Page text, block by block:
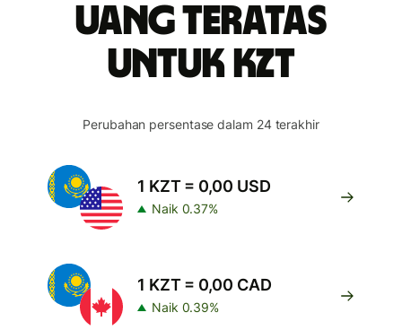
uang teratas
untuk KZT
Perubahan persentase dalam 24 terakhir
1 KZT = 0,00 USD
Naik 0.37%
1 KZT = 0,00 CAD
Naik 0.39%